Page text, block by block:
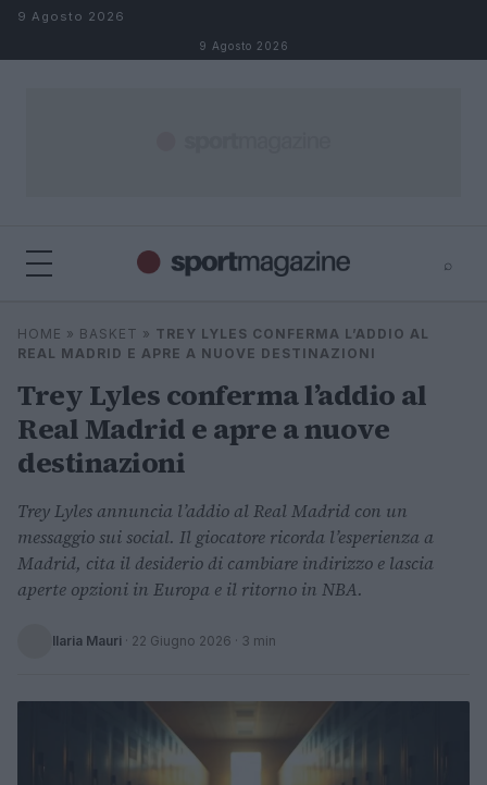
Salta al contenuto
9 Agosto 2026
9 Agosto 2026
⌕
Cerca
⌕
HOME » BASKET » TREY LYLES CONFERMA L’ADDIO AL
REAL MADRID E APRE A NUOVE DESTINAZIONI
Trey Lyles conferma l’addio al
Real Madrid e apre a nuove
destinazioni
Trey Lyles annuncia l’addio al Real Madrid con un
messaggio sui social. Il giocatore ricorda l’esperienza a
Madrid, cita il desiderio di cambiare indirizzo e lascia
aperte opzioni in Europa e il ritorno in NBA.
Ilaria Mauri · 22 Giugno 2026 · 3 min